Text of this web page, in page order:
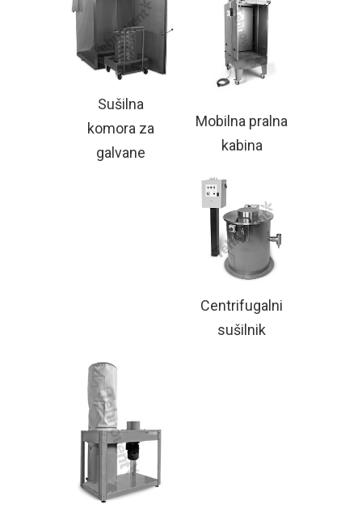
Sušilna
komora za
galvane
Mobilna pralna
kabina
Centrifugalni
sušilnik